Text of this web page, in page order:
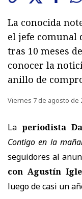
La conocida
el jefe comunal
tras 10 meses
conocer la
anillo de
Viernes 7 de agosto de
Laperiodista
Contigo en la
seguidores al
con Agustín
luego de casi un